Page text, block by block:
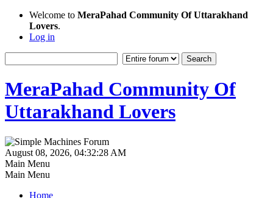
Welcome to MeraPahad Community Of Uttarakhand
Lovers.
Log in
MeraPahad Community Of
Uttarakhand Lovers
August 08, 2026, 04:32:28 AM
Main Menu
Main Menu
Home